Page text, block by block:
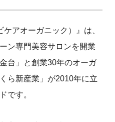
ケアオーガニック）』は、
ン専門美容サロンを開業
台」と創業30年のオーガ
ら新産業」が2010年に立
です。